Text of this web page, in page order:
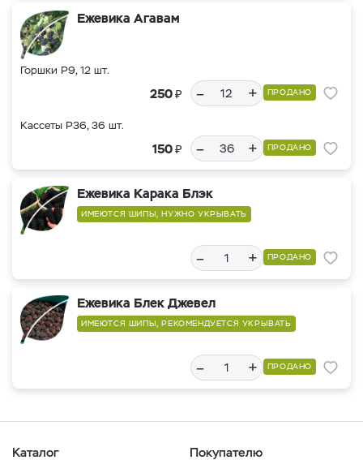
Ежевика Агавам
Горшки Р9, 12 шт.
250₽ – + ПРОДАНО
Кассеты Р36, 36 шт.
150₽ – + ПРОДАНО
Ежевика Карака Блэк
ИМЕЮТСЯ ШИПЫ, НУЖНО УКРЫВАТЬ
– + ПРОДАНО
Ежевика Блек Джевел
ИМЕЮТСЯ ШИПЫ, РЕКОМЕНДУЕТСЯ УКРЫВАТЬ
– + ПРОДАНО
Каталог Покупателю